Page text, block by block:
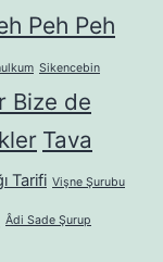
Peh Peh
Sikencebin
Bize de
Tava
Tarifi Vişne Şurubu
Âdi Sade Şurup